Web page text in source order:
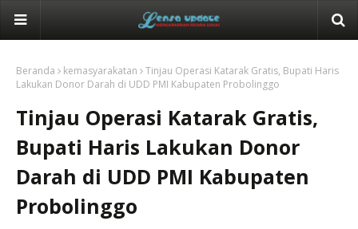
Beranda kemasyarakatan
Tinjau Operasi Katarak Gratis, Bupati Haris
Lakukan Donor Darah di UDD PMI Kabupaten Probolinggo
Tinjau Operasi Katarak Gratis,
Bupati Haris Lakukan Donor
Darah di UDD PMI Kabupaten
Probolinggo